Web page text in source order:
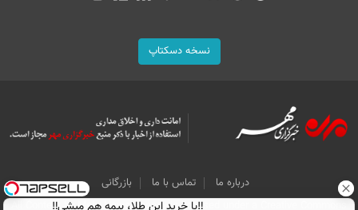
نسخه دسکتاپ
درباره ما تماس با ما
بازرگانی
All Content by Mehr News Agency is licensed under a Creative Commons